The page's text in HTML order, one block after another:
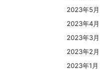
2023年5月
2023年4月
2023年3月
2023年2月
2023年1月